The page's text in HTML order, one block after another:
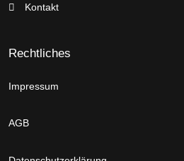
Kontakt
Rechtliches
Impressum
AGB